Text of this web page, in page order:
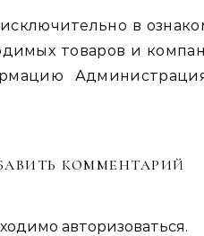
в
товаров и
КОММЕНТАРИЙ
авторизоваться.